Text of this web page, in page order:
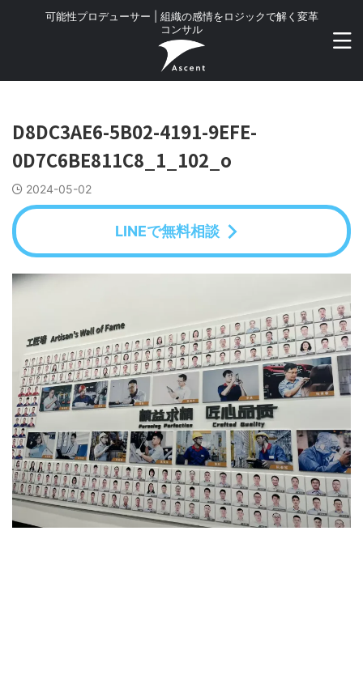
可能性プロデューサー | 組織の感情をロジックで解く変革
コンサル
D8DC3AE6-5B02-4191-9EFE-
0D7C6BE811C8_1_102_o
2024-05-02
LINEで無料相談